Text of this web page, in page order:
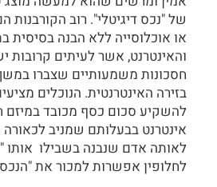
של "נכס דיגיטלי". רוב הקורבנות
או אוכלוסייה ללא הבנה בסיסית
והאינטרנט, אשר לעיתים קרובות
חסכונות משמעותיים שצברו במשך
בזירה האינטרנטית. הנוכלים
להשקיע סכום כסף מכובד
אינטרנט בבעלותם שמניב
לאותה אדם שנבנה בשבילו אותו
לחלופין אפשרות למכור את "הנכס